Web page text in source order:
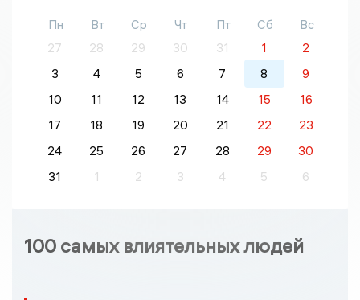
Пн Вт Ср Чт Пт Сб
Вс
27
28 29 30 31 1
2
3
4 5 6 7 8
9
10
11 12 13 14 15
16
17
18 19 20 21 22
23
24
25 26 27 28 29
30
31
1 2 3 4 5 6
100 самых влиятельных людей